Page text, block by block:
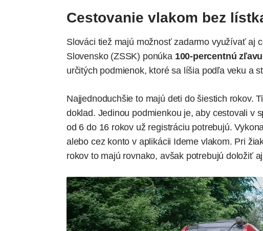
Cestovanie vlakom bez
Slováci tiež majú možnosť zadarmo využívať aj
Slovensko (ZSSK) ponúka 100-percentnú
určitých podmienok, ktoré sa líšia podľa veku a
Najjednoduchšie to majú deti do šiestich rokov.
doklad. Jedinou podmienkou je, aby cestovali v
od 6 do 16 rokov už registráciu potrebujú.
alebo cez konto v aplikácii Ideme vlakom. Pri
rokov to majú rovnako, avšak potrebujú doložiť